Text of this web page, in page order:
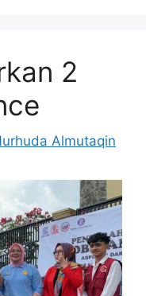
2
Almutaqin